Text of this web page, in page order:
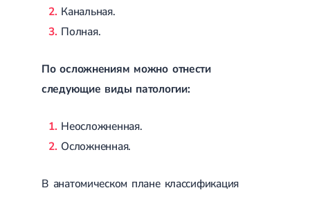
Дерматология
Канальная.
Полная.
По осложнениям можно отнести
следующие виды патологии:
Неосложненная.
Осложненная.
В анатомическом плане классификация